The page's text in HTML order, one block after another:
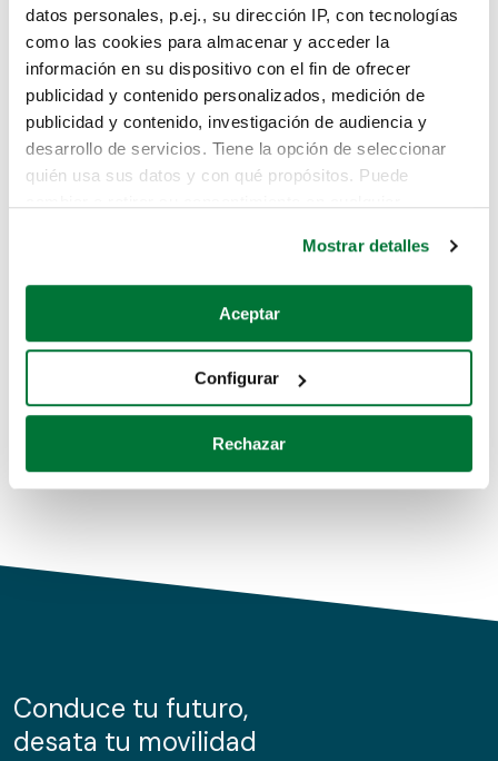
datos personales, p.ej., su dirección IP, con tecnologías
como las cookies para almacenar y acceder la
información en su dispositivo con el fin de ofrecer
publicidad y contenido personalizados, medición de
publicidad y contenido, investigación de audiencia y
desarrollo de servicios. Tiene la opción de seleccionar
quién usa sus datos y con qué propósitos. Puede
Si lo permite, también quisiéramos:
Recopilar información sobre su ubicación geográfica
Identificar su dispositivo analizándolo activamente
para buscar características específicas (huellas
Obtenga más información sobre cómo se procesan sus
de cookies.
información sobre el uso que haga del sitio web con
nuestros partners de redes sociales, publicidad y análisis
Mostrar detalles
Aceptar
Configurar
Rechazar
Lo sentimos, no sabemos como
te hemos traido hasta aquí.
Pero puedes encontrar el coche que estás
buscando en alguno de estos enlaces:
Coches de segunda mano
Coches de km0
Conduce tu futuro,
desata tu movilidad